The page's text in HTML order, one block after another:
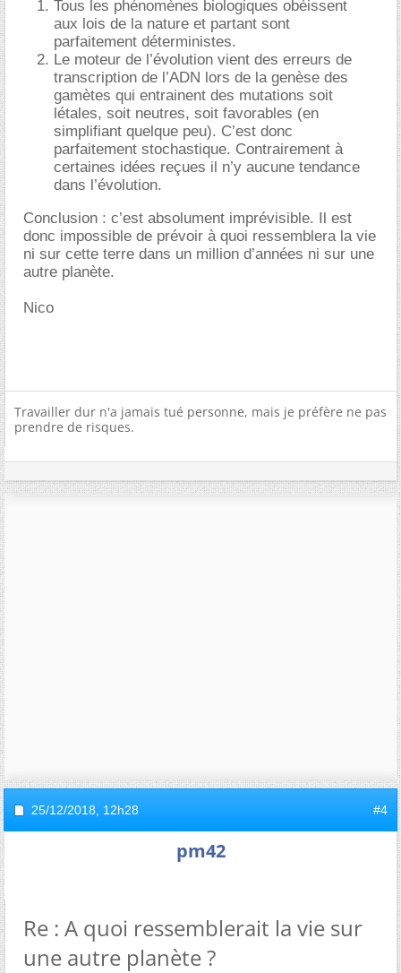
Tous les phénomènes biologiques obéissent
aux lois de la nature et partant sont
parfaitement déterministes.
Le moteur de l’évolution vient des erreurs de
transcription de l’ADN lors de la genèse des
gamètes qui entrainent des mutations soit
létales, soit neutres, soit favorables (en
simplifiant quelque peu). C’est donc
parfaitement stochastique. Contrairement à
certaines idées reçues il n’y aucune tendance
dans l’évolution.
Conclusion : c’est absolument imprévisible. Il est
donc impossible de prévoir à quoi ressemblera la vie
ni sur cette terre dans un million d’années ni sur une
autre planète.
Nico
Travailler dur n'a jamais tué personne, mais je préfère ne pas
prendre de risques.
25/12/2018, 12h28 #4
pm42
Re : A quoi ressemblerait la vie sur
une autre planète ?